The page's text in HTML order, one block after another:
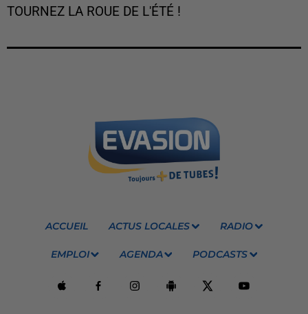
TOURNEZ LA ROUE DE L'ÉTÉ !
ACCUEIL ACTUS LOCALES RADIO
EMPLOI AGENDA PODCASTS